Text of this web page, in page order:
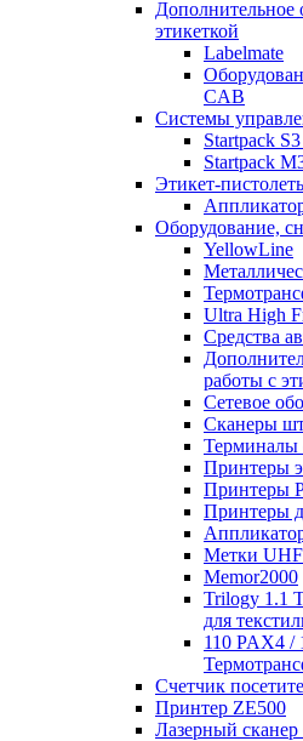
Дополнительное
этикеткой
Labelmate
CAB
Системы
Startpack
Startpack
Этикет-
Оборудование,
YellowLine
Ultra High
Средства
работы с
Сетевое
Сканеры
Терминалы
Принтеры
Принтеры
Принтеры
Метки
Memor2000
Trilogy 1.1
для
110 PAX4 /
Счетчик
Принтер ZE500
Лазерный сканер